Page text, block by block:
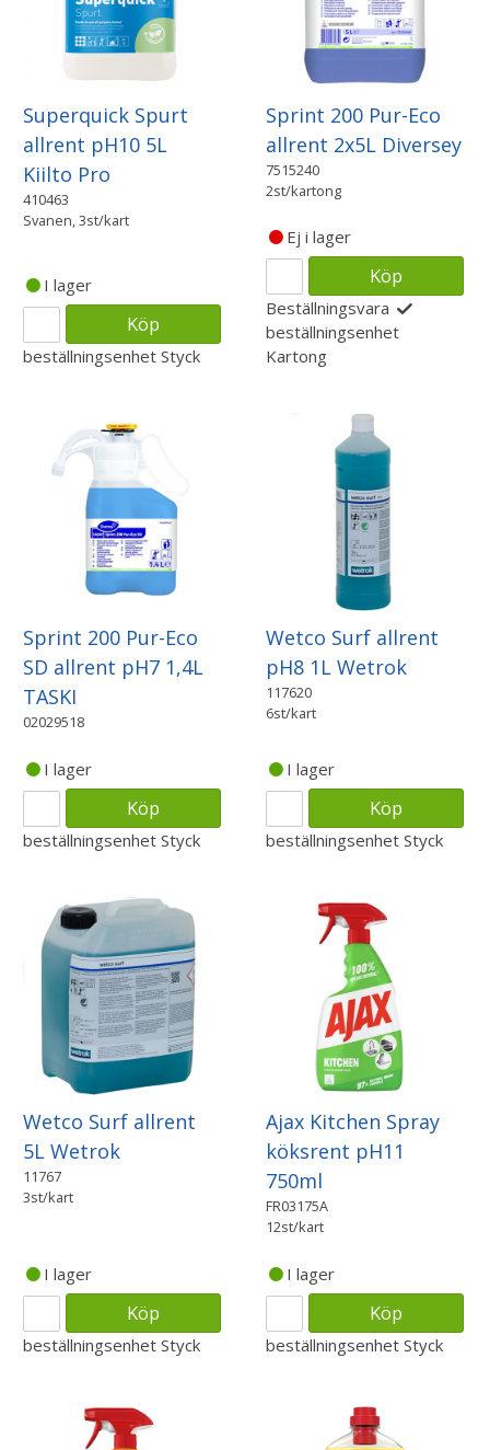
Superquick Spurt
allrent pH10 5L
Kiilto Pro
410463
Svanen, 3st/kart
I lager
Köp
beställningsenhet Styck
Sprint 200 Pur-Eco
allrent 2x5L Diversey
7515240
2st/kartong
Ej i lager
Köp
Beställningsvara
beställningsenhet
Kartong
Sprint 200 Pur-Eco
SD allrent pH7 1,4L
TASKI
02029518
I lager
Köp
beställningsenhet Styck
Wetco Surf allrent
pH8 1L Wetrok
117620
6st/kart
I lager
Köp
beställningsenhet Styck
Wetco Surf allrent
5L Wetrok
11767
3st/kart
I lager
Köp
beställningsenhet Styck
Ajax Kitchen Spray
köksrent pH11
750ml
FR03175A
12st/kart
I lager
Köp
beställningsenhet Styck